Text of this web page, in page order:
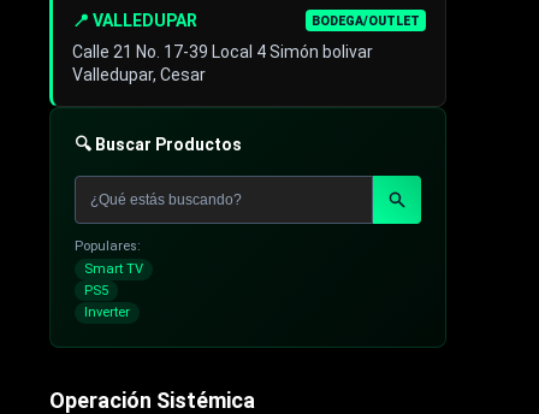
📍 VALLEDUPAR BODEGA/OUTLET
Calle 21 No. 17-39 Local 4 Simón bolivar
Valledupar, Cesar
🔍 Buscar Productos
Populares:
Smart TV
PS5
Inverter
Operación Sistémica